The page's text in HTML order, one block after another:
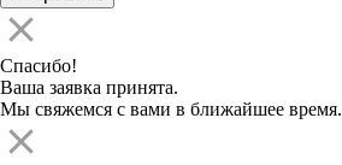
Спасибо!
Ваша заявка принята.
Мы свяжемся с вами в ближайшее время.